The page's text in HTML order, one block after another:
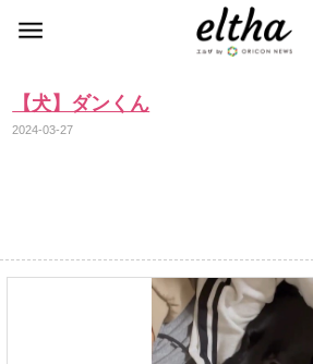
【犬】ダンくん
2024-03-27